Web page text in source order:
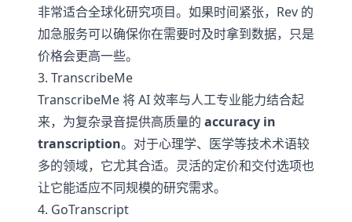
非常适合全球化研究项目。如果时间紧张，Rev 的
加急服务可以确保你在需要时及时拿到数据，只是
价格会更高一些。
3. TranscribeMe
TranscribeMe 将 AI 效率与人工专业能力结合起
来，为复杂录音提供高质量的 accuracy in
transcription。对于心理学、医学等技术术语较
多的领域，它尤其合适。灵活的定价和交付选项也
让它能适应不同规模的研究需求。
4. GoTranscript